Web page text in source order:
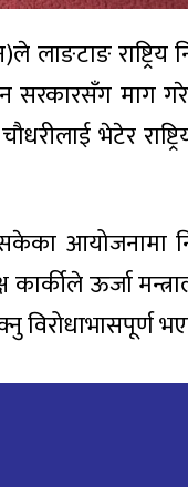
राष्ट्रिय
सरकारसँग माग
लाई भेटेर
आयोजनामा
ऊर्जा